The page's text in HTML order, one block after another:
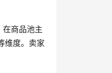
在商品池主
维度。卖家